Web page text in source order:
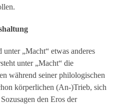
„Macht“ etwas anderes
unter „Macht“ die
während seiner philologischen
körperlichen (An-)Trieb, sich
den Eros der